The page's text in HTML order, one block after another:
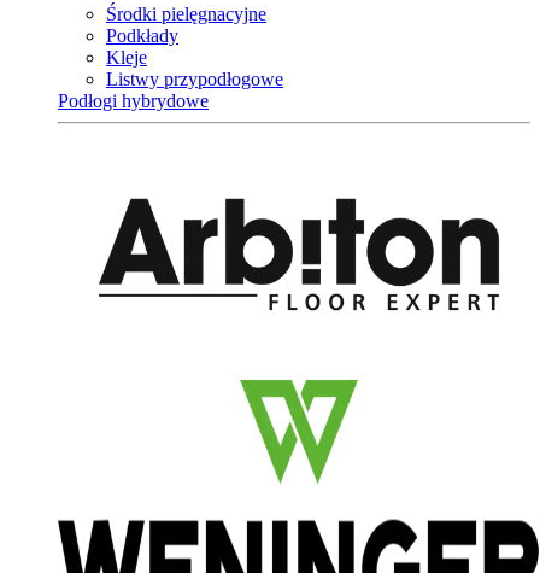
Środki pielęgnacyjne
Podkłady
Kleje
Listwy przypodłogowe
Podłogi hybrydowe